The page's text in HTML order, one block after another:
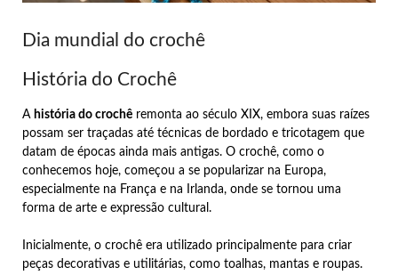
Dia mundial do crochê
História do Crochê
A história do crochê remonta ao século XIX, embora suas raízes
possam ser traçadas até técnicas de bordado e tricotagem que
datam de épocas ainda mais antigas. O crochê, como o
conhecemos hoje, começou a se popularizar na Europa,
especialmente na França e na Irlanda, onde se tornou uma
forma de arte e expressão cultural.
Inicialmente, o crochê era utilizado principalmente para criar
peças decorativas e utilitárias, como toalhas, mantas e roupas.